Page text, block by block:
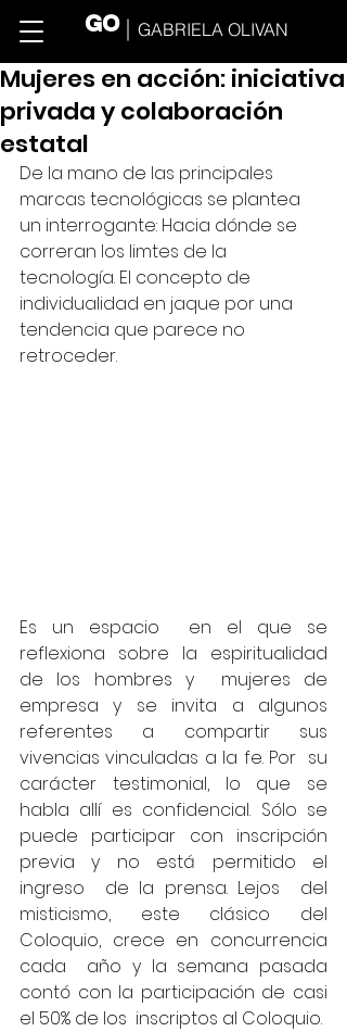
GO GABRIELA OLIVAN
Mujeres en acción: iniciativa
privada y colaboración
estatal
De la mano de las principales
marcas tecnológicas se plantea
un interrogante: Hacia dónde se
correran los limtes de la
tecnología. El concepto de
individualidad en jaque por una
tendencia que parece no
retroceder.
Es un espacio  en el que se
reflexiona sobre la espiritualidad
de los hombres y  mujeres de
empresa y se invita a algunos
referentes a compartir sus
vivencias vinculadas a la fe. Por  su
carácter testimonial, lo que se
habla allí es confidencial. Sólo se
puede participar con inscripción
previa y no está permitido el
ingreso  de la prensa. Lejos  del
misticismo, este clásico del
Coloquio, crece en concurrencia
cada  año y la semana pasada
contó con la participación de casi
el 50% de los  inscriptos al Coloquio.